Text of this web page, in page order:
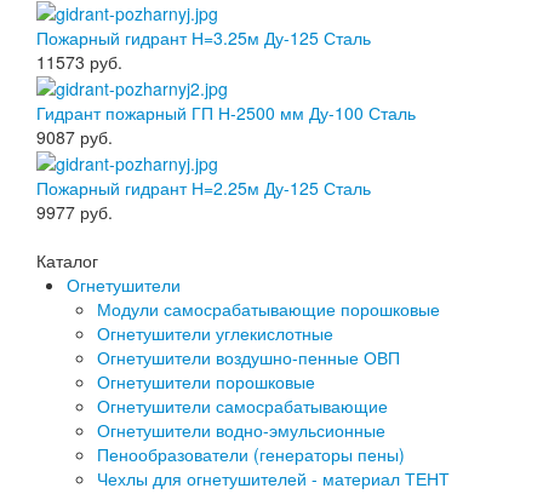
Пожарный гидрант Н=3.25м Ду-125 Сталь
11573 руб.
Гидрант пожарный ГП Н-2500 мм Ду-100 Сталь
9087 руб.
Пожарный гидрант Н=2.25м Ду-125 Сталь
9977 руб.
Каталог
Огнетушители
Модули самосрабатывающие порошковые
Огнетушители углекислотные
Огнетушители воздушно-пенные ОВП
Огнетушители порошковые
Огнетушители самосрабатывающие
Огнетушители водно-эмульсионные
Пенообразователи (генераторы пены)
Чехлы для огнетушителей - материал ТЕНТ